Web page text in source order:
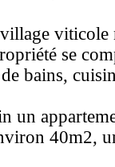
viticole
se
de bains,
un
40m2,